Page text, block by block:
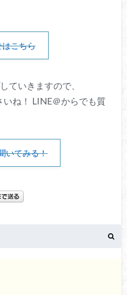
はこちら
ていきますので、
ね！ LINE＠からでも質
いてみる！